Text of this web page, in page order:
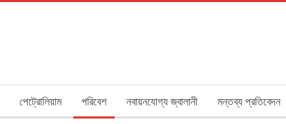
পেট্রোলিয়াম পরিবেশ নবায়নযোগ্য জ্বালানী মন্তব্য প্রতিবেদন